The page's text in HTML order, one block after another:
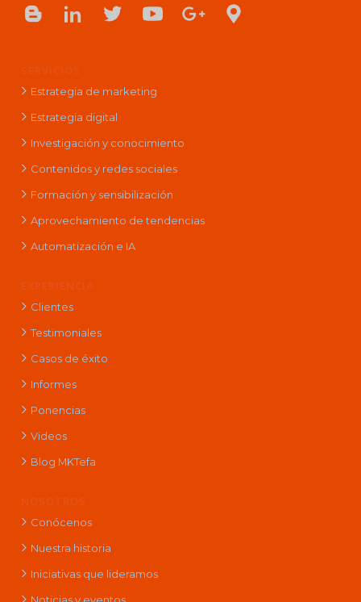
SERVICIOS
Estrategia de marketing
Estrategia digital
Investigación y conocimiento
Contenidos y redes sociales
Formación y sensibilización
Aprovechamiento de tendencias
Automatización e IA
EXPERIENCIA
Clientes
Testimoniales
Casos de éxito
Informes
Ponencias
Videos
Blog MKTefa
NOSOTROS
Conócenos
Nuestra historia
Iniciativas que lideramos